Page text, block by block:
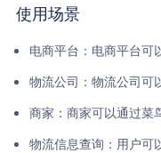
使用场景
电商平台：电商平台可
物流公司：物流公司可
商家：商家可以通过菜
物流信息查询：用户可